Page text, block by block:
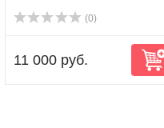
(0)
11 000 руб.